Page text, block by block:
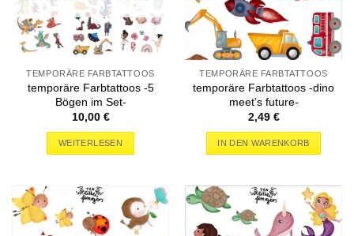
TEMPORÄRE FARBTATTOOS
temporäre Farbtattoos -5
Bögen im Set-
10,00 €
WEITERLESEN
TEMPORÄRE FARBTATTOOS
temporäre Farbtattoos -dino
meet’s future-
2,49 €
IN DEN WARENKORB